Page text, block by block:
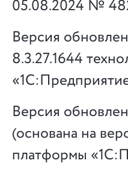
05.08.2024 №
Версия
8.3.27.1644
Версия
(основана на
платформы